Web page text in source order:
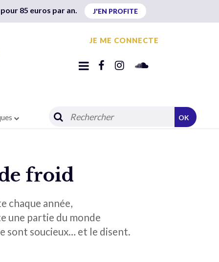
85 euros par an. J'EN PROFITE
JE ME CONNECTE
OK
froid
chaque année,
une partie du monde
sont soucieux… et le disent.